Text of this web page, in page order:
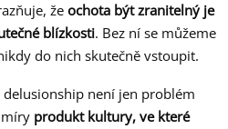
že ochota být zranitelný je
blízkosti. Bez ní se můžeme
do nich skutečně vstoupit.
delusionship není jen problém
produkt kultury, ve které